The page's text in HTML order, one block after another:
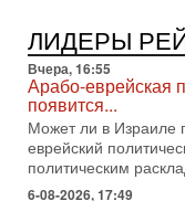
02/08/2026
Президент США
подготовленного
Тегерана и других
1-08-2026, 17:50
«Русский голос»
раз?
Голоса
ЛИДЕРЫ
Вчера, 16:55
Арабо-еврейская
появится...
Может ли в Израиле
еврейский
политическим
6-08-2026, 17:49